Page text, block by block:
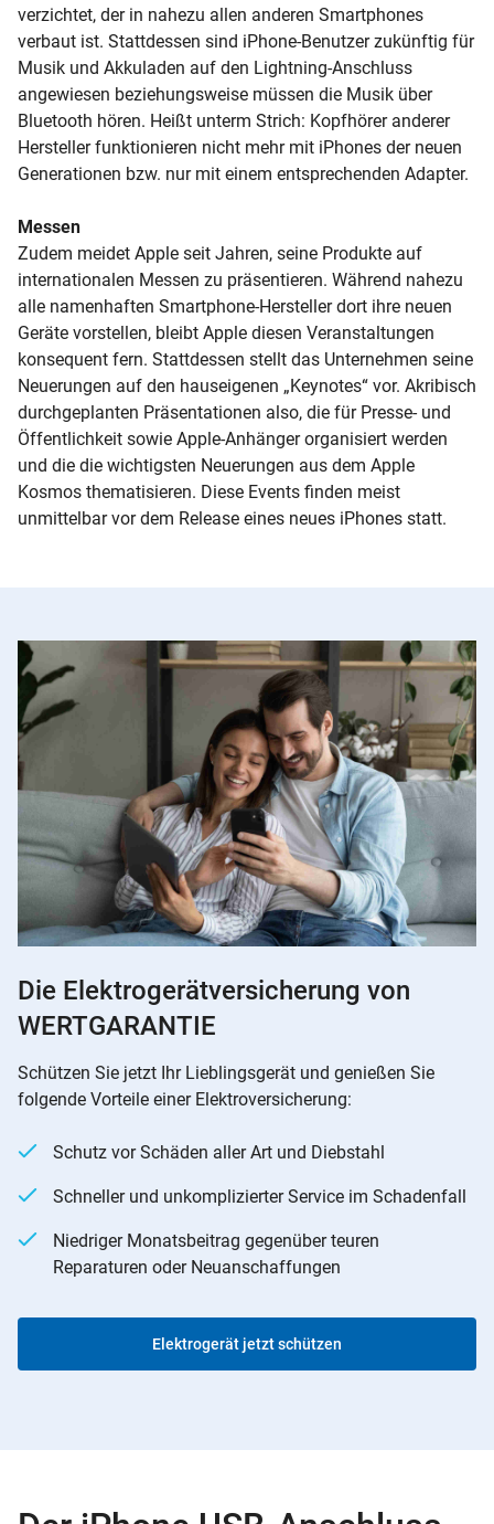
verzichtet, der in nahezu allen anderen Smartphones
verbaut ist. Stattdessen sind iPhone-Benutzer zukünftig für
Musik und Akkuladen auf den Lightning-Anschluss
angewiesen beziehungsweise müssen die Musik über
Bluetooth hören. Heißt unterm Strich: Kopfhörer anderer
Hersteller funktionieren nicht mehr mit iPhones der neuen
Generationen bzw. nur mit einem entsprechenden Adapter.
Messen
Zudem meidet Apple seit Jahren, seine Produkte auf
internationalen Messen zu präsentieren. Während nahezu
alle namenhaften Smartphone-Hersteller dort ihre neuen
Geräte vorstellen, bleibt Apple diesen Veranstaltungen
konsequent fern. Stattdessen stellt das Unternehmen seine
Neuerungen auf den hauseigenen „Keynotes“ vor. Akribisch
durchgeplanten Präsentationen also, die für Presse- und
Öffentlichkeit sowie Apple-Anhänger organisiert werden
und die die wichtigsten Neuerungen aus dem Apple
Kosmos thematisieren. Diese Events finden meist
unmittelbar vor dem Release eines neues iPhones statt.
Die Elektrogerätversicherung von
WERTGARANTIE
Schützen Sie jetzt Ihr Lieblingsgerät und genießen Sie
folgende Vorteile einer Elektroversicherung:
Schutz vor Schäden aller Art und Diebstahl
Schneller und unkomplizierter Service im Schadenfall
Niedriger Monatsbeitrag gegenüber teuren
Reparaturen oder Neuanschaffungen
Elektrogerät jetzt schützen